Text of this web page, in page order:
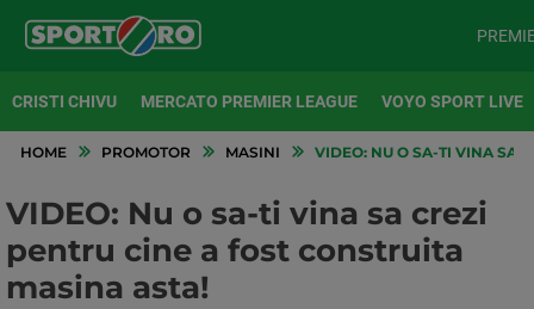
CRISTI CHIVU MERCATO PREMIER LEAGUE VOYO SPORT LIVE
HOME PROMOTOR MASINI VIDEO: NU O SA-TI VINA SA
VIDEO: Nu o sa-ti vina sa crezi
pentru cine a fost construita
masina asta!